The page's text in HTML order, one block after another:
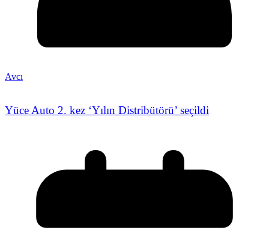
Avcı
Yüce Auto 2. kez ‘Yılın Distribütörü’ seçildi